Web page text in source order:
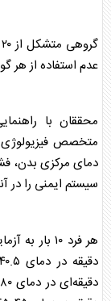
عدم استفاده از هر
متخصص
دمای مرکزی بدن،
سیستم ایمنی را در
دقیقه در دمای ۴۰.۵ درجه سانتیگراد)، در
دقیقه‌ای در دمای ۸۰ درجه سانتیگراد) و در گرمای